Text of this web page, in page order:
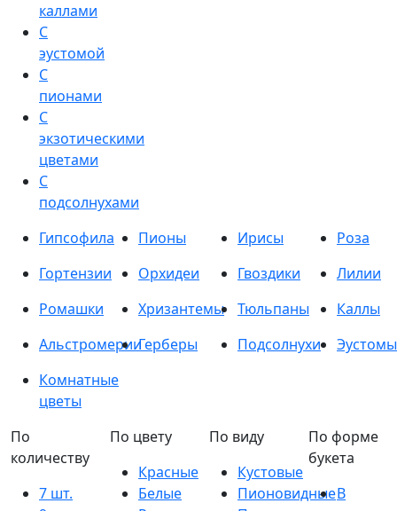
каллами
С
эустомой
С
пионами
С
экзотическими
цветами
С
подсолнухами
Гипсофила
Пионы Ирисы
Роза
Гортензии
Орхидеи Гвоздики
Лилии
Ромашки
Хризантемы Тюльпаны
Каллы
АльстромерииГерберы Подсолнухи
Эустомы
Комнатные
цветы
По
количеству
7 шт.
По цвету
Красные
Белые
По виду
Кустовые
Пионовидные
По форме
букета
В